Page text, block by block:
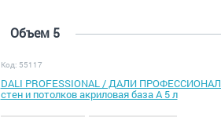
Объем 5
Код: 55117
DALI PROFESSIONAL / ДАЛИ ПРОФЕССИОНАЛ
стен и потолков акриловая база А 5 л